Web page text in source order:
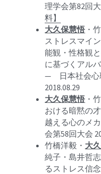
理学会第82回
料】
大久保慧悟・
ストレスマイ
能観・性格観
に基づくアル
—　日本社会心
2018.08.29
大久保慧悟・
おける暗黙の
越える心のメ
会第58回大会
竹橋洋毅・ 大
純子・島井哲
るストレス信